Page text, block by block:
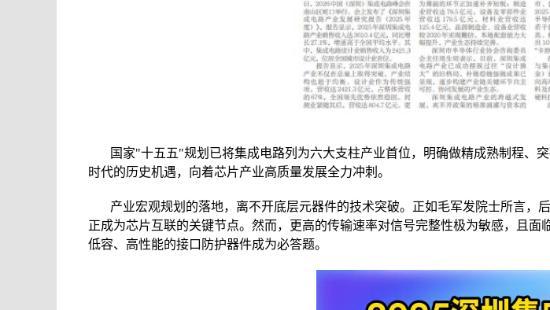
国家"十五五"规划已将集成电路列为六大支柱产业首位，明确做精成熟制程
时代的历史机遇，向着芯片产业高质量发展全力冲刺。
产业宏观规划的落地，离不开底层元器件的技术突破。正如毛军发院士所言，
正成为芯片互联的关键节点。然而，更高的传输速率对信号完整性极为敏感，且
低容、高性能的接口防护器件成为必答题。